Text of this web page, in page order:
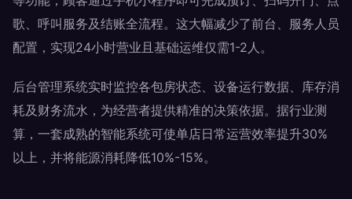
歌、呼叫服务及结账全流程。这大幅减少了前台、服务人员
配置，实现24小时营业且基础运维仅需1-2人。
后台管理系统实时监控各包房状态、设备运行数据、库存消
耗及财务流水，为经营者提供精准的决策依据。据行业测
算，一套成熟的智能系统可使单店日常运营效率提升30%
以上，并将能源消耗降低10%-15%。